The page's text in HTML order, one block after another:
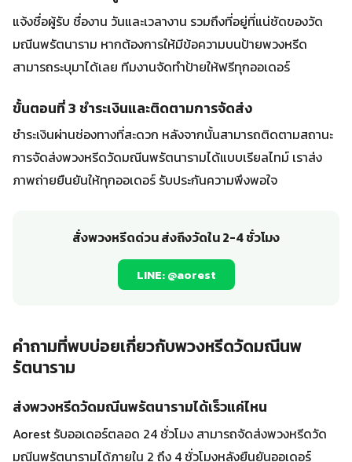
แจ้งชื่อผู้รับ ชื่องาน วันและเวลางาน รวมถึงที่อยู่ที่แน่ชัดของวัด
มณีนพรัตนาราม หากต้องการให้มีข้อความบนป้ายพวงหรีด
สามารถระบุมาได้เลย ทีมงานจัดทำป้ายให้ฟรีทุกออเดอร์
ขั้นตอนที่ 3 ชำระเงินและติดตามการจัดส่ง
ชำระเงินผ่านช่องทางที่สะดวก หลังจากนั้นสามารถติดตามสถานะ
การจัดส่งพวงหรีดวัดมณีนพรัตนารามได้แบบเรียลไทม์ เราส่ง
ภาพถ่ายยืนยันให้ทุกออเดอร์ รับประกันความพึงพอใจ
สั่งพวงหรีดด่วน ส่งถึงวัดใน 2-4 ชั่วโมง
LINE: @aorest
คำถามที่พบบ่อยเกี่ยวกับพวงหรีดวัดมณีนพ
รัตนาราม
ส่งพวงหรีดวัดมณีนพรัตนารามได้เร็วแค่ไหน
Aorest รับออเดอร์ตลอด 24 ชั่วโมง สามารถจัดส่งพวงหรีดวัด
มณีนพรัตนารามได้ภายใน 2 ถึง 4 ชั่วโมงหลังยืนยันออเดอร์